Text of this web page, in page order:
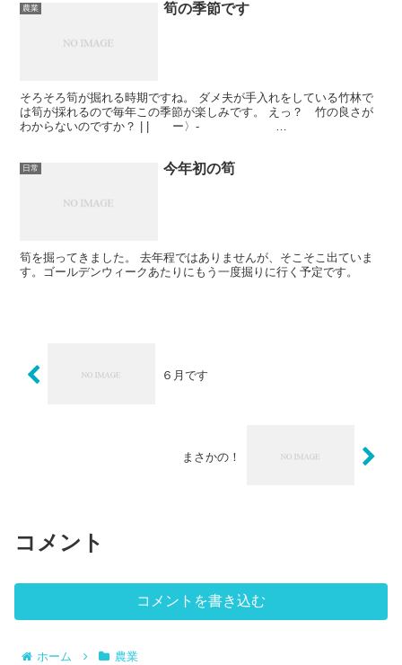
農業 筍の季節です
そろそろ筍が掘れる時期ですね。 ダメ夫が手入れをしている竹林で
は筍が採れるので毎年この季節が楽しみです。 えっ？ 竹の良さが
わからないのですか？ | | ー〉-
日常 今年初の筍
筍を掘ってきました。 去年程ではありませんが、そこそこ出ていま
す。ゴールデンウィークあたりにもう一度掘りに行く予定です。
６月です
まさかの！
コメント
コメントを書き込む
ホーム 農業